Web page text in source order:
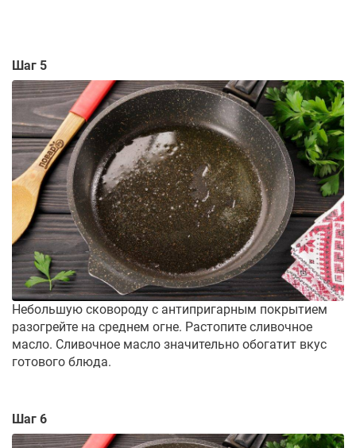
Шаг 5
Небольшую сковороду с антипригарным покрытием
разогрейте на среднем огне. Растопите сливочное
масло. Сливочное масло значительно обогатит вкус
готового блюда.
Шаг 6